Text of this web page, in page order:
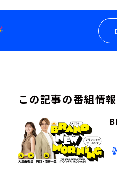
この記事の番組情報